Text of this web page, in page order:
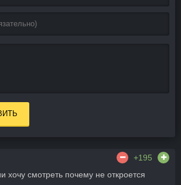
+195
хочу смотреть почему не откроется